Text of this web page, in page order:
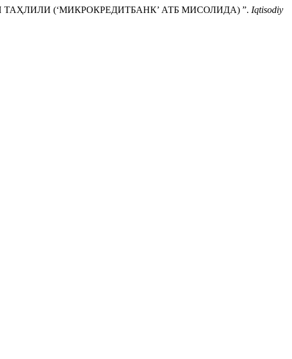
(‘МИКРОКРЕДИТБАНК’ АТБ МИСОЛИДА) ”. Iqtisodiy